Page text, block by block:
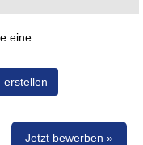
eine
Jetzt bewerben »